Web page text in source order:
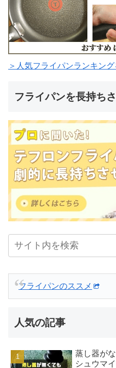
＞人気フライパンランキング
フライパンを長持ち
フライパンのススメ
人気の記事
蒸し器が
シュウマ